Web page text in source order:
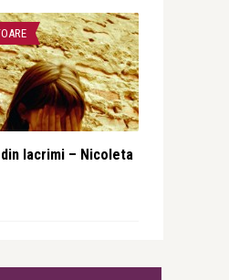
lacrimi – Nicoleta